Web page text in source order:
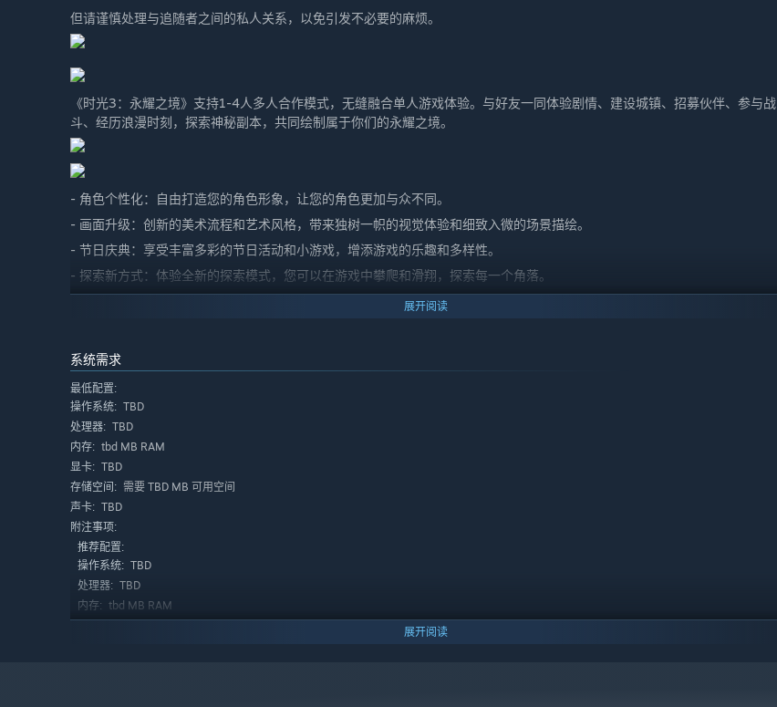
但请谨慎处理与追随者之间的私人关系，以免引发不必要的麻烦。
《时光3：永耀之境》支持1-4人多人合作模式，无缝融合单人游戏体验。与好友一同体验剧情、建设城镇、招募伙伴、参与战
斗、经历浪漫时刻，探索神秘副本，共同绘制属于你们的永耀之境。
- 角色个性化：自由打造您的角色形象，让您的角色更加与众不同。
- 画面升级：创新的美术流程和艺术风格，带来独树一帜的视觉体验和细致入微的场景描绘。
- 节日庆典：享受丰富多彩的节日活动和小游戏，增添游戏的乐趣和多样性。
- 探索新方式：体验全新的探索模式，您可以在游戏中攀爬和滑翔，探索每一个角落。
- 更多故事线：解锁丰富的支线剧情，深入游戏世界的每一个细节。
展开阅读
系统需求
最低配置:
操作系统: TBD
处理器: TBD
内存: tbd MB RAM
显卡: TBD
存储空间: 需要 TBD MB 可用空间
声卡: TBD
附注事项:
推荐配置:
操作系统: TBD
处理器: TBD
内存: tbd MB RAM
展开阅读